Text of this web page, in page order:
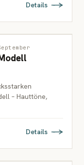
Details
– Hauttöne,
Details